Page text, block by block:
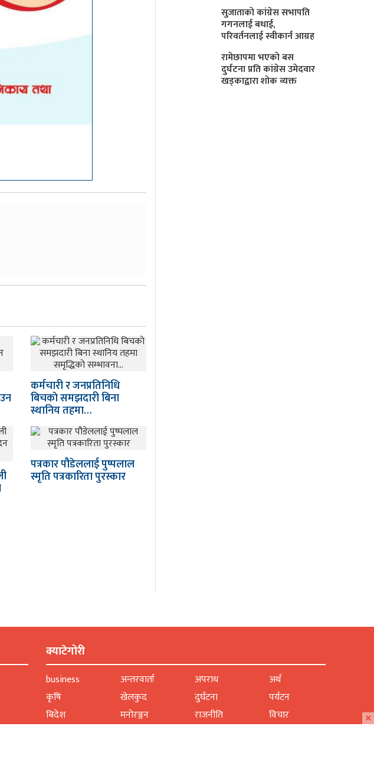
कर्मचारी र जनप्रतिनिधि
बिचकाे समझदारी बिना
स्थानिय तहमा…
पत्रकार पौडेललाई पुष्पलाल
स्मृति पत्रकारिता पुरस्कार
सुजाताकाे कांग्रेस सभापति
गगनलाई बधाई,
परिवर्तनलाई स्वीकार्न आग्रह
रामेछापमा भएकाे बस
दुर्घटना प्रति कांग्रेस उमेदवार
खड्काद्वारा शाेक व्यक्त
क्याटेगोरी
business अन्तरवार्ता अपराध
अर्थ
कृषि
खेलकुद दुर्घटना
पर्यटन
बिदेश
मनाेरञ्जन राजनीति
विचार
×